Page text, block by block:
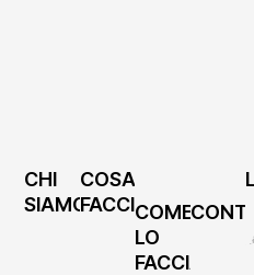
CHI
SIAMO
COSA
FACCIAMO
COME
LO
FACCIAMO